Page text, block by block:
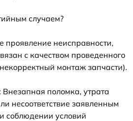
случаем?
проявление неисправности,
с качеством проведенного
монтаж запчасти).
поломка, утрата
несоответствие заявленным
соблюдении условий